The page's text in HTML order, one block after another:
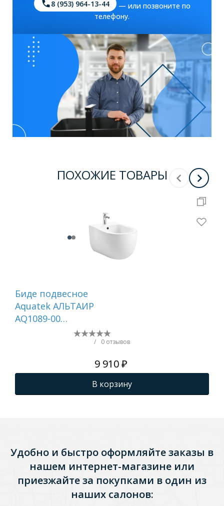
8 (953) 964-13-44
— или позвоните по
телефону.
ПОХОЖИЕ ТОВАРЫ
Биде подвесное
Aquatek АЛЬТАИР
AQ1089-00
525*400*340, цвет
/ 0 отзывов
9 910 ₽
В корзину
Удобно и быстро оформляйте заказы в
нашем интернет-магазине или
приезжайте за покупками в один из
наших салонов: